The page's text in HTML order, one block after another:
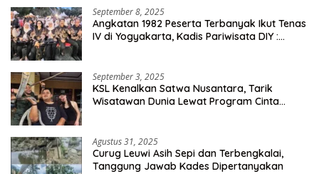
September 8, 2025
Angkatan 1982 Peserta Terbanyak Ikut Tenas
IV di Yogyakarta, Kadis Pariwisata DIY :
September 3, 2025
KSL Kenalkan Satwa Nusantara, Tarik
Wisatawan Dunia Lewat Program Cinta
Agustus 31, 2025
Curug Leuwi Asih Sepi dan Terbengkalai,
Tanggung Jawab Kades Dipertanyakan